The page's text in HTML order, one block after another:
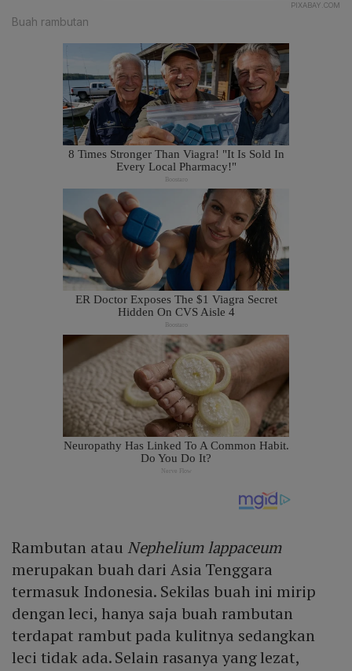
PIXABAY.COM
Buah rambutan
Rambutan atau Nephelium lappaceum
merupakan buah dari Asia Tenggara
termasuk Indonesia. Sekilas buah ini mirip
dengan leci, hanya saja buah rambutan
terdapat rambut pada kulitnya sedangkan
leci tidak ada. Selain rasanya yang lezat,